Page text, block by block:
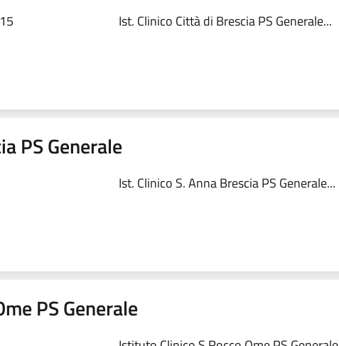
Ist. Clinico Città di Brescia PS Generale...
PS Generale
Ist. Clinico S. Anna Brescia PS Generale...
PS Generale